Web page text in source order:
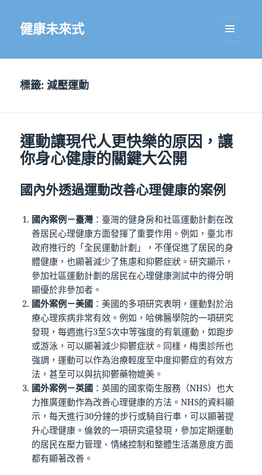
健康未來式
小工具
標籤:減壓運動
運動讓現代人更快樂的原因，讓
你身心健康的關鍵大公開
國內外透過運動改善心理健康的案例
國內案例－臺灣 ：臺灣的健身房和社區運動計劃在改
善居民心理健康方面發揮了重要作用。例如，臺北市
政府推行的「全民運動計劃」，不僅促進了居民的身
體健康，也顯著減少了焦慮和抑鬱症狀。研究顯示，
參加社區運動計劃的居民在心理健康測試中的得分明
顯優於非參加者。
國外案例－美國 ：美國的多項研究表明，運動對於治
療心理疾病非常有效。例如，哈佛醫學院的一項研究
發現，每週進行3至5次中等強度的有氧運動，如跑步
或游泳，可以顯著減少抑鬱症狀。同樣，梅奧診所也
強調，運動可以作為治療輕度至中度抑鬱症的有效方
法，甚至可以與抗抑鬱藥物媲美。
國外案例－英國 ：英國的國家衛生服務（NHS）也大
力推廣運動作為改善心理健康的方法。NHS的資料顯
示，每天進行30分鐘的步行或騎自行車，可以顯著提
升心理健康。倫敦的一項研究還發現，參加定期運動
的居民在壓力管理、情緒控制和整體生活滿意度方面
都有顯著改善。